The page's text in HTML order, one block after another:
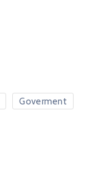
Goverment